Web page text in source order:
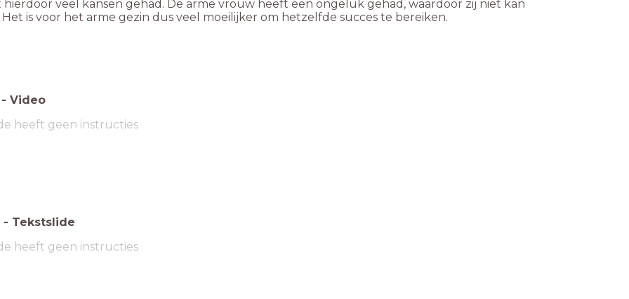
hierdoor veel kansen gehad. De arme vrouw heeft een ongeluk gehad, waardoor zij niet kan
is voor het arme gezin dus veel moeilijker om hetzelfde succes te bereiken.
- Video
heeft geen instructies
- Tekstslide
heeft geen instructies